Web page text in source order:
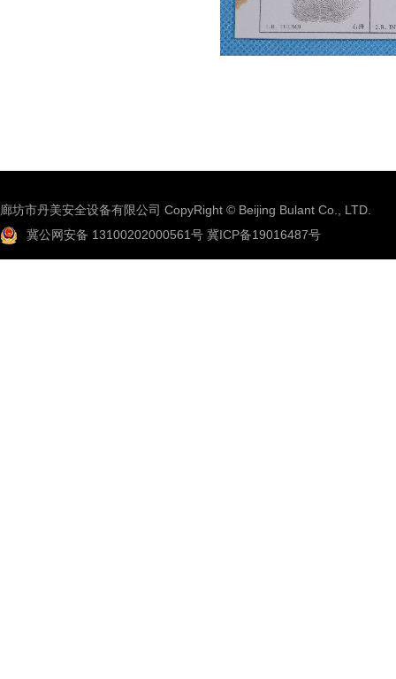
廊坊市丹美安全设备有限公司 CopyRight © Beijing Bulant Co., LTD.
冀公网安备 13100202000561号 冀ICP备19016487号